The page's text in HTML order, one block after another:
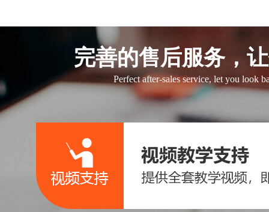
完善的售后服务，
Perfect after-sales service, let you look